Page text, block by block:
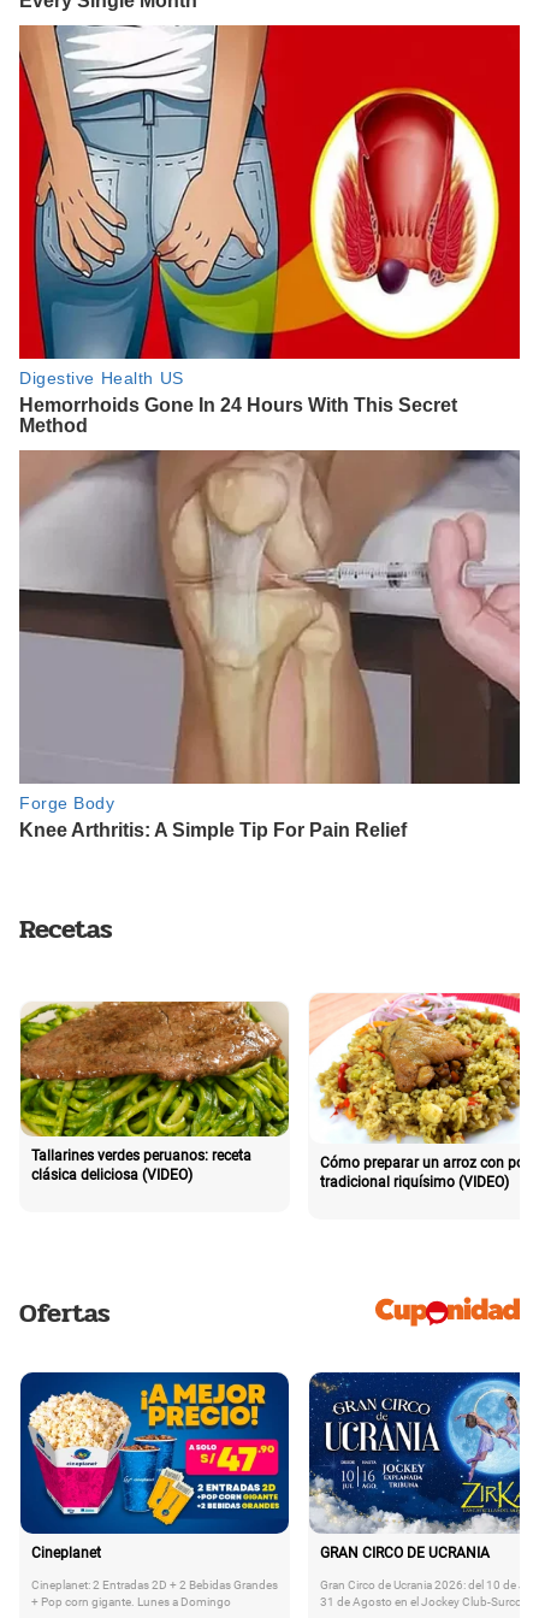
Recetas
Tallarines verdes peruanos: receta
clásica deliciosa (VIDEO)
Cómo preparar un arroz con pollo
tradicional riquísimo (VIDEO)
Ofertas
Cineplanet
Cineplanet: 2 Entradas 2D + 2 Bebidas Grandes
+ Pop corn gigante. Lunes a Domingo
GRAN CIRCO DE UCRANIA
Gran Circo de Ucrania 2026: del 10 de
31 de Agosto en el Jockey Club-Surco